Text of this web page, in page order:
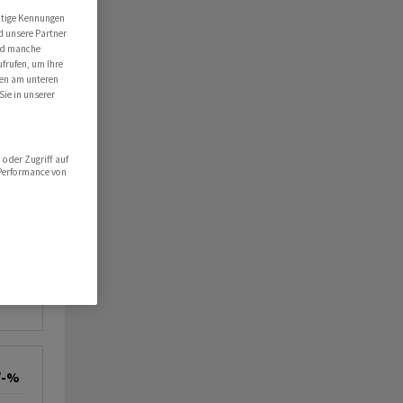
%
Kennungen
unsere Partner
manche
um Ihre
am unteren
in unserer
oder Zugriff auf
von